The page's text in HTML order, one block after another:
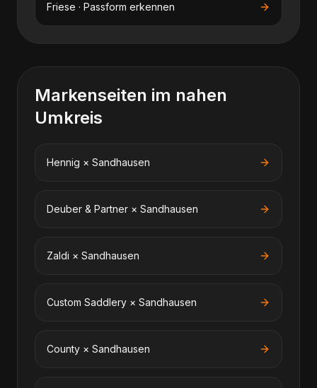
Friese · Passform erkennen
Markenseiten im nahen
Umkreis
Hennig × Sandhausen
Deuber & Partner × Sandhausen
Zaldi × Sandhausen
Custom Saddlery × Sandhausen
County × Sandhausen